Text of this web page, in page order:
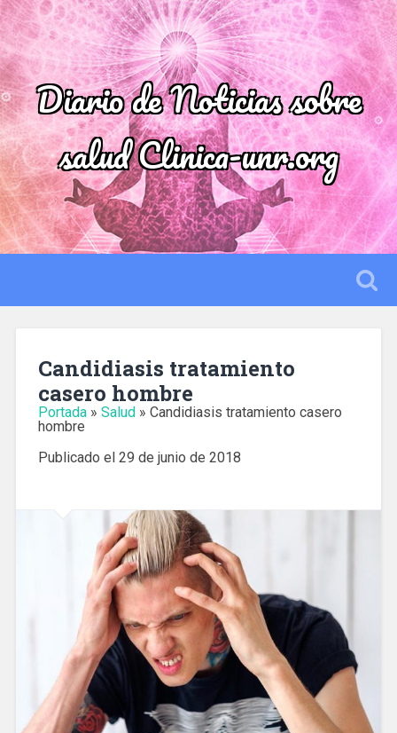
Diario de Noticias sobre
salud Clinica-unr.org
Candidiasis tratamiento
casero hombre
Portada» Salud» Candidiasis tratamiento casero
hombre
Publicado el 29 de junio de 2018